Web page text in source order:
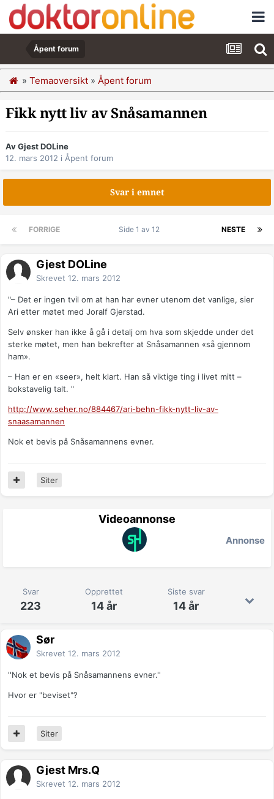
Åpent forum
» Temaoversikt » Åpent forum
Fikk nytt liv av Snåsamannen
Av Gjest DOLine
12. mars 2012 i Åpent forum
Svar i emnet
FORRIGE NESTE
Side 1 av 12
Gjest DOLine
Skrevet 12. mars 2012
"– Det er ingen tvil om at han har evner utenom det vanlige, sier
Ari etter møtet med Joralf Gjerstad.
Selv ønsker han ikke å gå i detalj om hva som skjedde under det
sterke møtet, men han bekrefter at Snåsamannen «så gjennom
ham».
– Han er en «seer», helt klart. Han så viktige ting i livet mitt –
bokstavelig talt. "
http://www.seher.no/884467/ari-behn-fikk-nytt-liv-av-
snaasamannen
Nok et bevis på Snåsamannens evner.
Siter
Videoannonse
Annonse
Svar
223
Opprettet
14 år
Siste svar
14 år
Sør
Skrevet 12. mars 2012
''Nok et bevis på Snåsamannens evner.''
Hvor er "beviset"?
Siter
Gjest Mrs.Q
Skrevet 12. mars 2012